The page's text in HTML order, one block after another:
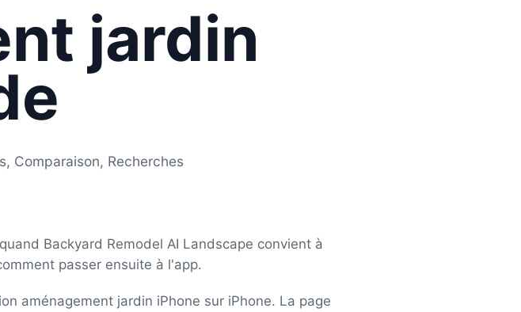
jardin
Comparaison, Recherches
Backyard Remodel AI Landscape convient à
passer ensuite à l'app.
aménagement jardin iPhone sur iPhone. La page